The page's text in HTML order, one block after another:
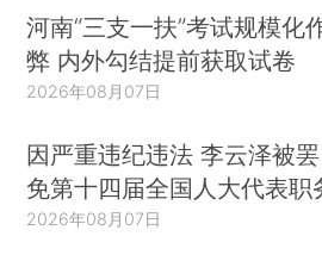
河南“三支一扶”考试规模化
弊 内外勾结提前获取试卷
2026年08月07日
因严重违纪违法 李云泽被罢
免第十四届全国人大代表职
2026年08月07日